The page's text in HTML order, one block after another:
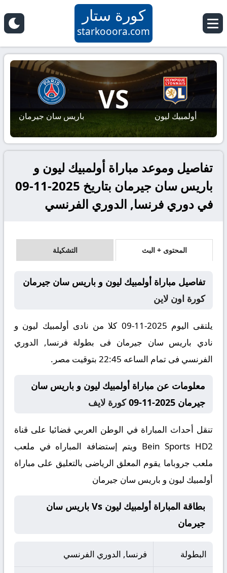
كورة ستار
starkooora.com
أولمبيك ليون
VS
باريس سان جيرمان
تفاصيل وموعد مباراة أولمبيك ليون و
باريس سان جيرمان بتاريخ 2025-11-09
في دوري فرنسا, الدوري الفرنسي
المحتوى + البث التشكيلة
تفاصيل مباراة أولمبيك ليون و باريس سان جيرمان
كورة اون لاين
يلتقى اليوم 2025-11-09 كلا من نادى أولمبيك ليون و
نادي باريس سان جيرمان فى بطولة فرنسا, الدوري
الفرنسي فى تمام الساعه 22:45 بتوقيت مصر.
معلومات عن مباراة أولمبيك ليون و باريس سان
جيرمان 2025-11-09
كورة لايف
تنقل أحداث المباراة في الوطن العربي فضائيا على قناة
Bein Sports HD2 ويتم إستضافة المباراه في ملعب
ملعب جروباما يقوم المعلق الرياضى بالتعليق على مباراة
أولمبيك ليون و باريس سان جيرمان
بطاقة المباراة أولمبيك ليون Vs باريس سان
جيرمان
البطولة فرنسا, الدوري الفرنسي